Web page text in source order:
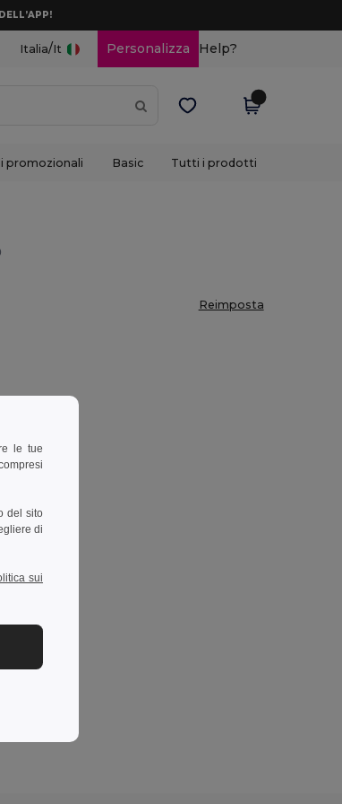
Italia/It Personalizza Help?
promozionali Basic Tutti i prodotti
Reimposta
le tue
del sito
di
sui